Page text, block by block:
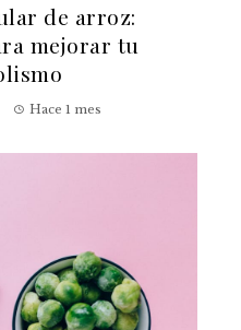
de arroz:
mejorar tu
Hace 1 mes